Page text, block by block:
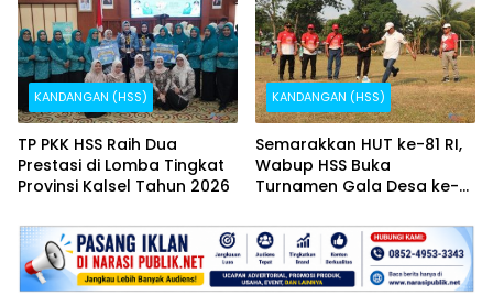
KANDANGAN (HSS)
TP PKK HSS Raih Dua
Prestasi di Lomba Tingkat
Provinsi Kalsel Tahun 2026
KANDANGAN (HSS)
Semarakkan HUT ke-81 RI,
Wabup HSS Buka
Turnamen Gala Desa ke-